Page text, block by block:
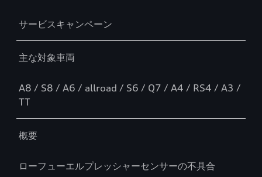
サービスキャンペーン
主な対象車両
A8 / S8 / A6 / allroad / S6 / Q7 / A4 / RS4 / A3 /
TT
概要
ローフューエルプレッシャーセンサーの不具合